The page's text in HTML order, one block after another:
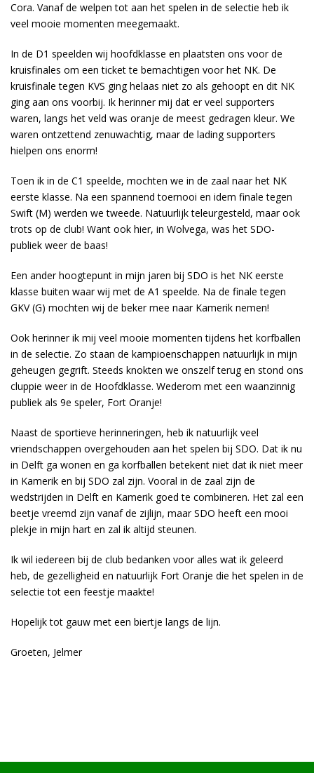
Cora. Vanaf de welpen tot aan het spelen in de selectie heb ik
veel mooie momenten meegemaakt.
In de D1 speelden wij hoofdklasse en plaatsten ons voor de
kruisfinales om een ticket te bemachtigen voor het NK. De
kruisfinale tegen KVS ging helaas niet zo als gehoopt en dit NK
ging aan ons voorbij. Ik herinner mij dat er veel supporters
waren, langs het veld was oranje de meest gedragen kleur. We
waren ontzettend zenuwachtig, maar de lading supporters
hielpen ons enorm!
Toen ik in de C1 speelde, mochten we in de zaal naar het NK
eerste klasse. Na een spannend toernooi en idem finale tegen
Swift (M) werden we tweede. Natuurlijk teleurgesteld, maar ook
trots op de club! Want ook hier, in Wolvega, was het SDO-
publiek weer de baas!
Een ander hoogtepunt in mijn jaren bij SDO is het NK eerste
klasse buiten waar wij met de A1 speelde. Na de finale tegen
GKV (G) mochten wij de beker mee naar Kamerik nemen!
Ook herinner ik mij veel mooie momenten tijdens het korfballen
in de selectie. Zo staan de kampioenschappen natuurlijk in mijn
geheugen gegrift. Steeds knokten we onszelf terug en stond ons
cluppie weer in de Hoofdklasse. Wederom met een waanzinnig
publiek als 9e speler, Fort Oranje!
Naast de sportieve herinneringen, heb ik natuurlijk veel
vriendschappen overgehouden aan het spelen bij SDO. Dat ik nu
in Delft ga wonen en ga korfballen betekent niet dat ik niet meer
in Kamerik en bij SDO zal zijn. Vooral in de zaal zijn de
wedstrijden in Delft en Kamerik goed te combineren. Het zal een
beetje vreemd zijn vanaf de zijlijn, maar SDO heeft een mooi
plekje in mijn hart en zal ik altijd steunen.
Ik wil iedereen bij de club bedanken voor alles wat ik geleerd
heb, de gezelligheid en natuurlijk Fort Oranje die het spelen in de
selectie tot een feestje maakte!
Hopelijk tot gauw met een biertje langs de lijn.
Groeten, Jelmer